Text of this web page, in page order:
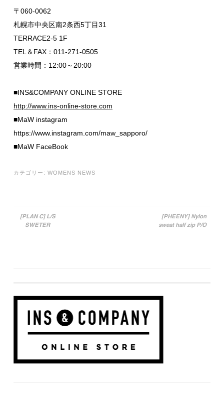
〒060-0062
札幌市中央区南2条西5丁目31
TERRACE2-5 1F
TEL＆FAX：011-271-0505
営業時間：12:00～20:00
■INS&COMPANY ONLINE STORE
http://www.ins-online-store.com
■MaW instagram
https://www.instagram.com/maw_sapporo/
■MaW FaceBook
カテゴリー: WOMENS NEWS
[PLAN C] L/S
SWETER
[PHEENY] Nylon
sweat half zip P/O